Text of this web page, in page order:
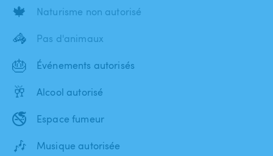
🍁 Naturisme non autorisé
🦓 Pas d'animaux
🎂 Événements autorisés
🥂 Alcool autorisé
🚭 Espace fumeur
🎶 Musique autorisée